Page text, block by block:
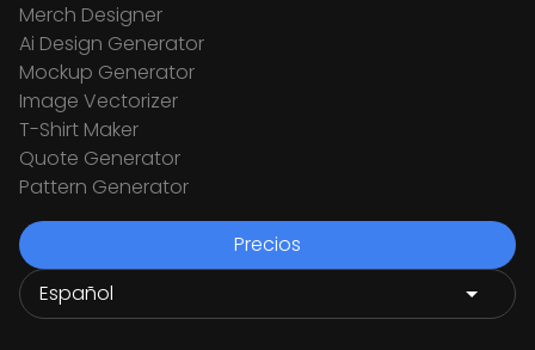
Merch Designer
Ai Design Generator
Mockup Generator
Image Vectorizer
T-Shirt Maker
Quote Generator
Pattern Generator
Precios